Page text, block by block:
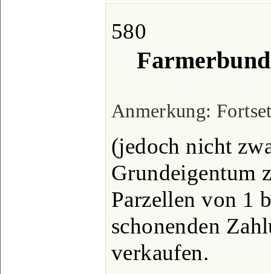
580
Anmerkung:
(jedoch nicht
Grundeigentum
Parzellen von 1
schonenden
verkaufen.